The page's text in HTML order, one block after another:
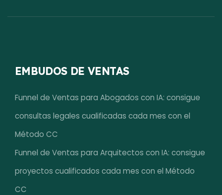
EMBUDOS DE VENTAS
Funnel de Ventas para Abogados con IA: consigue
consultas legales cualificadas cada mes con el
Método CC
Funnel de Ventas para Arquitectos con IA: consigue
proyectos cualificados cada mes con el Método
CC